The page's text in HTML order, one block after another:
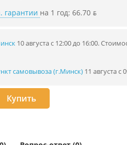
гарантии на 1 год: 66.70 ƃ
10 августа с 12:00 до 16:00.
самовывоза (г.Минск)11 августа с
Купить